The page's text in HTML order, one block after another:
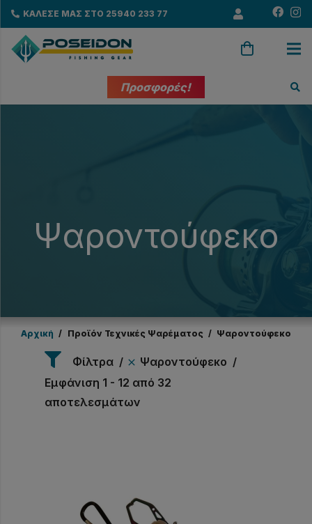
ΚΑΛΕΣΕ ΜΑΣ ΣΤΟ 25940 233 77
Προσφορές!
Ψαροντούφεκο
Αρχική / Προϊόν Τεχνικές Ψαρέματος / Ψαροντούφεκο
Φίλτρα
Ψαροντούφεκο
Εμφάνιση 1 - 12 από 32
αποτελεσμάτων